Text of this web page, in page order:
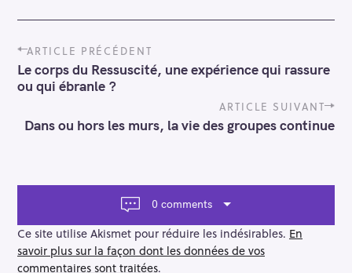
P
o
s
t
a
a
o
n
ARTICLE PRÉCÉDENT
Le corps du Ressuscité, une expérience qui rassure
ou qui ébranle ?
ARTICLE SUIVANT
Dans ou hors les murs, la vie des groupes continue
0 comments
Ce site utilise Akismet pour réduire les indésirables. En
savoir plus sur la façon dont les données de vos
commentaires sont traitées.